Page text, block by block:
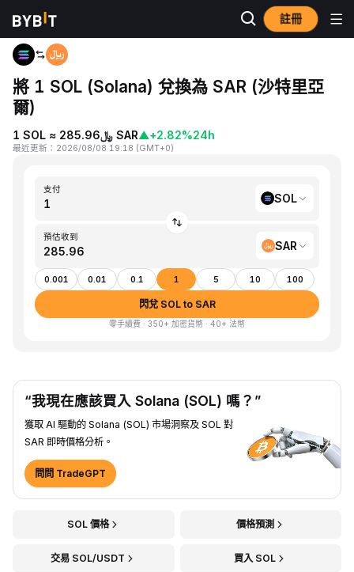
註冊
首頁 SOL to SAR
將 1 SOL (Solana) 兌換為 SAR (沙特里亞
爾)
1 SOL ≈ ﷼285.96 SAR▲+2.82%24h
最近更新 ： 2026/08/08 19:18 (GMT+0)
支付
SOL
預估收到
SAR
0.001 0.01 0.1 1 5 10 100
閃兌 SOL to SAR
零手續費 · 350+ 加密貨幣 · 40+ 法幣
“我現在應該買入 Solana (SOL) 嗎？”
獲取 AI 驅動的 Solana (SOL) 市場洞察及 SOL 對
SAR 即時價格分析。
問問 TradeGPT
SOL 價格 價格預測
交易 SOL/USDT 買入 SOL